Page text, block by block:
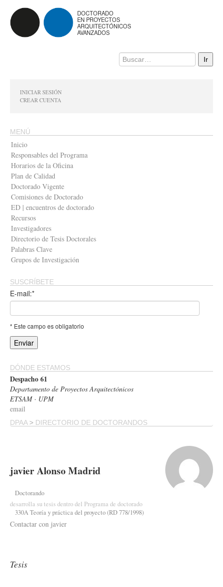
DOCTORADO
EN PROYECTOS
ARQUITECTÓNICOS
AVANZADOS
INICIAR SESIÓN
CREAR CUENTA
MENÚ
Inicio
Responsables del Programa
Horarios de la Oficina
Plan de Calidad
Doctorado Vigente
Comisiones de Doctorado
ED | encuentros de doctorado
Recursos
Investigadores
Directorio de Tesis Doctorales
Palabras Clave
Grupos de Investigación
SUSCRÍBETE
E-mail:*
* Este campo es obligatorio
DÓNDE ESTAMOS
Despacho 61
Departamento de Proyectos Arquitectónicos
ETSAM · UPM
email
DPAA> DIRECTORIO DE DOCTORANDOS
javier Alonso Madrid
Doctorando
desarrolla su tesis dentro del Programa de doctorado
330A Teoría y práctica del proyecto (RD 778/1998)
Contactar con javier
Tesis